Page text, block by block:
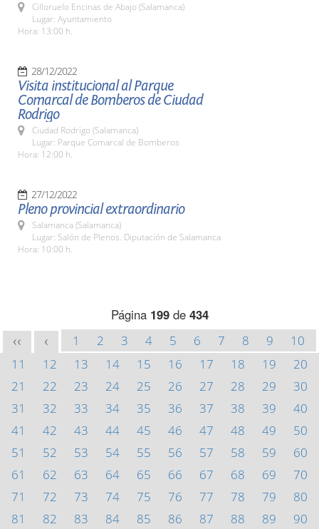
Cilloruelo Encinas de Abajo (Salamanca)
Lugar: Ayuntamiento
Hora: 13:00 h.
28/12/2022
Visita institucional al Parque
Comarcal de Bomberos de Ciudad
Rodrigo
Ciudad Rodrigo (Salamanca)
Lugar: Parque Comarcal de Bomberos
Hora: 12:00 h.
27/12/2022
Pleno provincial extraordinario
Salamanca (Salamanca)
Lugar: Salón de Plenos. Diputación de Salamanca
Hora: 10:00 h.
Página 199de 434
<< < 1 2 3 4 5 6 7 8 9
10
11
12 13 14 15 16 17 18 19
20
21
22 23 24 25 26 27 28 29
30
31
32 33 34 35 36 37 38 39
40
41
42 43 44 45 46 47 48 49
50
51
52 53 54 55 56 57 58 59
60
61
62 63 64 65 66 67 68 69
70
71
72 73 74 75 76 77 78 79
80
81
82 83 84 85 86 87 88 89
90